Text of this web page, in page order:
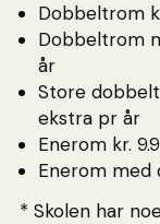
Dobbeltrom
Dobbeltrom
år
Store
ekstra pr år
Enerom kr.
Enerom med
* Skolen har